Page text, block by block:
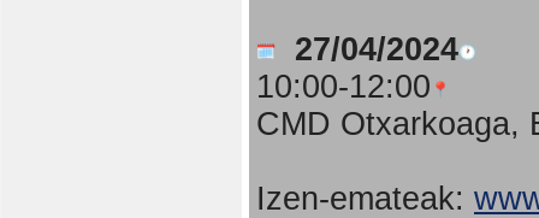
27/04/2024
10:00-12:00
CMD Otxarkoaga,
Izen-emateak: